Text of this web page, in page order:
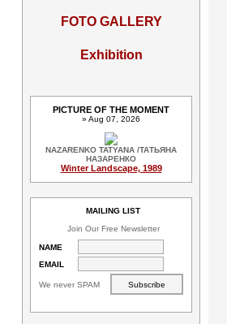
FOTO GALLERY
Exhibition
PICTURE OF THE MOMENT
» Aug 07, 2026
NAZARENKO TATYANA /ТАТЬЯНА
НАЗАРЕНКО
Winter Landscape, 1989
MAILING LIST
Join Our Free Newsletter
NAME
EMAIL
We never SPAM